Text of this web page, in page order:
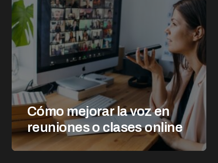
Cómo mejorar la voz en
reuniones o clases online